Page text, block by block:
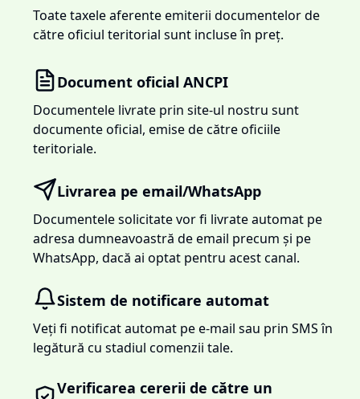
Toate taxele aferente emiterii documentelor de
către oficiul teritorial sunt incluse în preț.
Document oficial ANCPI
Documentele livrate prin site-ul nostru sunt
documente oficial, emise de către oficiile
teritoriale.
Livrarea pe email/WhatsApp
Documentele solicitate vor fi livrate automat pe
adresa dumneavoastră de email precum și pe
WhatsApp, dacă ai optat pentru acest canal.
Sistem de notificare automat
Veți fi notificat automat pe e-mail sau prin SMS în
legătură cu stadiul comenzii tale.
Verificarea cererii de către un